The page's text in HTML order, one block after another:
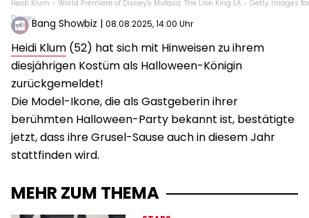
Heidi Klum - World Premiere of Disney's Mufasa: The Lion King LA - Getty Images for
DisneyBang Showbiz | 08.08.2025, 14:00 Uhr
Heidi Klum (52) hat sich mit Hinweisen zu ihrem
diesjährigen Kostüm als Halloween-Königin
zurückgemeldet!
Die Model-Ikone, die als Gastgeberin ihrer
berühmten Halloween-Party bekannt ist, bestätigte
jetzt, dass ihre Grusel-Sause auch in diesem Jahr
stattfinden wird.
MEHR ZUM THEMA